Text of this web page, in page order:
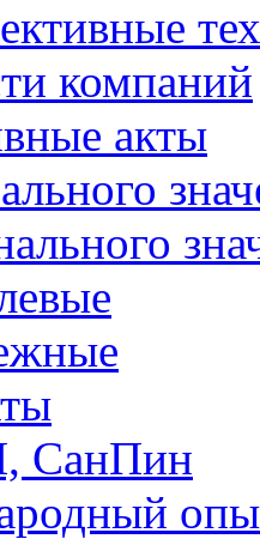
компаний
акты
СанПин